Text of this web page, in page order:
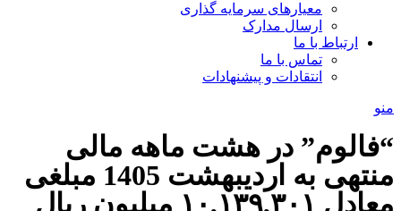
معیارهای سرمایه گذاری
ارسال مدارک
ارتباط با ما
تماس با ما
انتقادات و پیشنهادات
منو
“فالوم” در هشت ماهه مالی
منتهی به اردیبهشت 1405 مبلغی
معادل ۱۰,۱۳۹,۳۰۱ میلیون ریال